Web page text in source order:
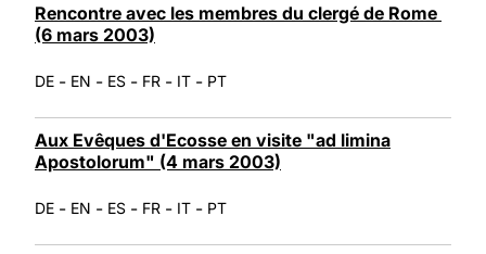
Rencontre avec les membres du clergé de Rome
(6 mars 2003)
DE - EN - ES - FR - IT - PT
Aux Evêques d'Ecosse en visite "ad limina
Apostolorum" (4 mars 2003)
DE - EN - ES - FR - IT - PT